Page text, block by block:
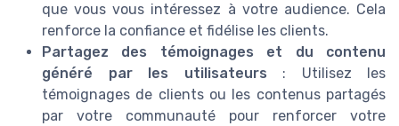
que vous vous intéressez à votre audience. Cela
renforce la confiance et fidélise les clients.
Partagez des témoignages et du contenu
généré par les utilisateurs : Utilisez les
témoignages de clients ou les contenus partagés
par votre communauté pour renforcer votre